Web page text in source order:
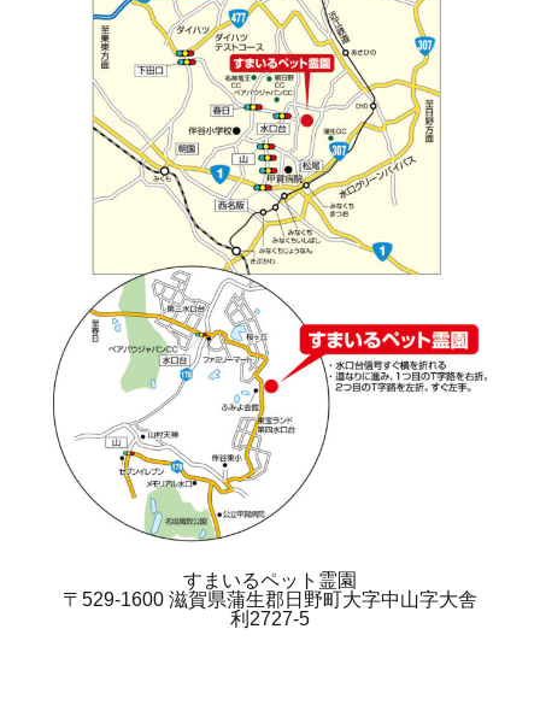
すまいるペット霊園
〒529-1600 滋賀県蒲生郡日野町大字中山字大舎
利2727-5